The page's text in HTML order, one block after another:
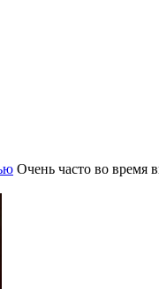
Очень часто во время